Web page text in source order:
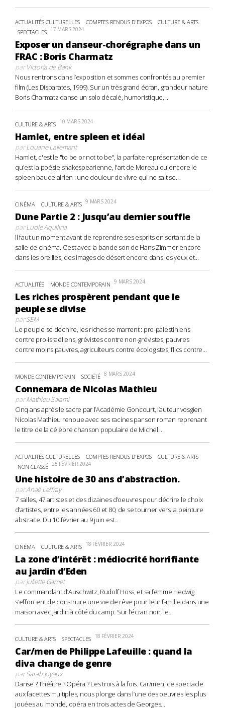
ACTUALITÉS CULTURELLES COMPTES RENDUS D'EXPOS
CULTURE & ARTS
SPECTACLES 17 MARS 2024
Exposer un danseur-chorégraphe dans un
FRAC : Boris Charmatz
parVictoria de Bank
Nous rentrons dans l’exposition et sommes confrontés au premier
film (Les Disparates, 1999). Sur un très grand écran, grandeur nature
Boris Charmatz danse un solo décalé, humoristique,...
CULTURE & ARTS 10 MARS 2024
Hamlet, entre spleen et idéal
parLouane Lallemant
Hamlet, c'est le "to be or not to be", la parfaite représentation de ce
qu'est la poésie shakespearienne, l'art de Moreau ou encore le
spleen baudelairien : une douleur de vivre qui ne sait se...
CINÉMA CULTURE & ARTS 9 MARS 2024
Dune Partie 2 : Jusqu’au dernier souffle
parLucile Aquilina
Il faut un moment avant de reprendre ses esprits en sortant de la
salle de cinéma. C’est avec la bande son de Hans Zimmer encore
dans les oreilles, des images de désert encore dans les yeux et...
ACTUALITÉS MONDE CONTEMPORAIN 9 MARS 2024
Les riches prospèrent pendant que le
peuple se divise
parSEM
Le peuple se déchire, les riches se marrent : pro-palestiniens
contre pro-israéliens, grévistes contre non-grévistes, pauvres
contre moins pauvres, agriculteurs contre écologistes, flics contre...
MONDE CONTEMPORAIN SOCIÉTÉ 8 MARS 2024
Connemara de Nicolas Mathieu
parMathieu Salami
Cinq ans après le sacre par l’Académie Goncourt, l’auteur vosgien
Nicolas Mathieu renoue avec ses racines par son roman reprenant
le titre de la célèbre chanson populaire de Michel...
ACTUALITÉS CULTURELLES COMPTES RENDUS D'EXPOS
CULTURE & ARTS
NON CLASSÉ 25 FÉVRIER 2024
Une histoire de 30 ans d’abstraction.
parAnaë Leffray
7 salles, 47 artistes et des dizaines d’oeuvres pour décrire le choix
d’artistes, entre les années 60 et 80, de se tourner vers la peinture
abstraite. Du 10 février au 9 juin est...
CINÉMA CULTURE & ARTS 18 FÉVRIER 2024
La zone d’intérêt : médiocrité horrifiante
au jardin d’Eden
parJuliette Gamet
Le commandant d’Auschwitz, Rudolf Höss, et sa femme Hedwig
s’efforcent de construire une vie de rêve pour leur famille dans une
maison avec jardin à côté du camp. Sur l’écran noir, le...
CULTURE & ARTS SPECTACLES 18 FÉVRIER 2024
Car/men de Philippe Lafeuille : quand la
diva change de genre
parSarah Joyaux
Danse ? Théâtre ? Opéra ? Les trois à la fois. Car/men, ce spectacle
aux facettes multiples, nous plonge dans l’une des oeuvres les plus
jouées au monde, opéra en trois actes de Georges...